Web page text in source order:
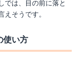
では、目の前に落と
えそうです。
使い方